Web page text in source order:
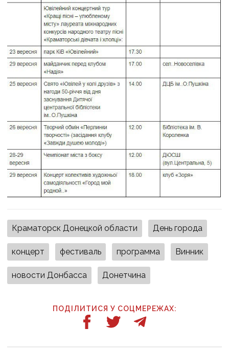
Краматорск Донецкой области День города
концерт фестиваль программа Винник
новости Донбасса Донетчина
ПОДІЛИТИСЯ У СОЦМЕРЕЖАХ: